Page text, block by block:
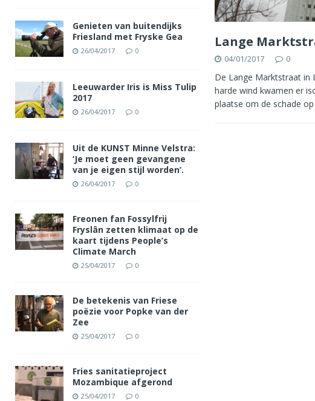
Lange
04/01/2017 0
De Lange Marktstraat in
harde wind kwamen er
plaatse om de schade op
Genieten van buitendijks
Friesland met Fryske Gea
26/04/2017 0
Leeuwarder Iris is Miss Tulip
2017
26/04/2017 0
Uit de KUNST Minne Velstra:
‘Je moet geen gevangene
van je eigen stijl worden’.
26/04/2017 0
Freonen fan Fossylfrij
Fryslân zetten klimaat op de
kaart tijdens People’s
Climate March
25/04/2017 0
De betekenis van Friese
poëzie voor Popke van der
Zee
25/04/2017 0
Fries sanitatieproject
Mozambique afgerond
25/04/2017 0